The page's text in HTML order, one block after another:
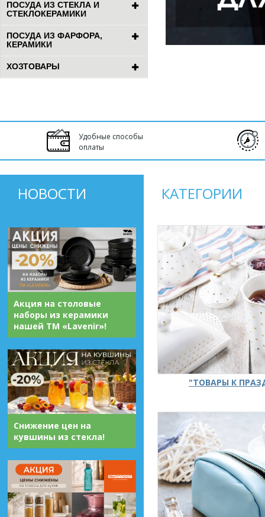
ПОСУДА ИЗ СТЕКЛА И
СТЕКЛОКЕРАМИКИ
ПОСУДА ИЗ ФАРФОРА,
КЕРАМИКИ
ХОЗТОВАРЫ
Удобные способы
оплаты
НОВОСТИ
Акция на столовые
наборы из керамики
нашей ТМ «Lavenir»!
Снижение цен на
кувшины из стекла!
КАТЕГОРИИ
"ТОВАРЫ К